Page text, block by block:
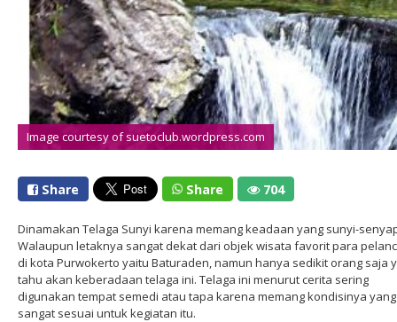
Image courtesy of suetoclub.wordpress.com
Share Share 704
Dinamakan Telaga Sunyi karena memang keadaan yang sunyi-
Walaupun letaknya sangat dekat dari objek wisata favorit para
di kota Purwokerto yaitu Baturaden, namun hanya sedikit orang saja
tahu akan keberadaan telaga ini. Telaga ini menurut cerita sering
digunakan tempat semedi atau tapa karena memang kondisinya yang
sangat sesuai untuk kegiatan itu.